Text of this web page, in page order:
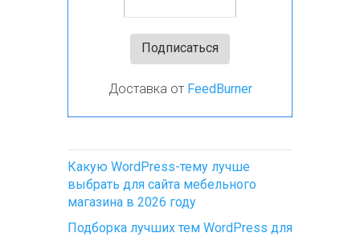
Доставка от FeedBurner
Какую WordPress-тему лучше
выбрать для сайта мебельного
магазина в 2026 году
Подборка лучших тем WordPress для